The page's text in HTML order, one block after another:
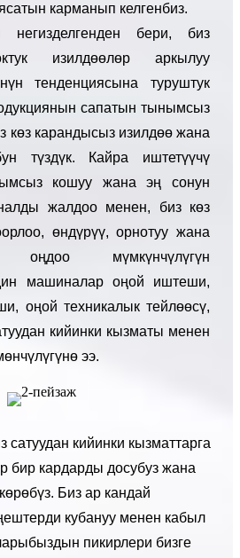
карманып келгенбиз.
негизделгенден бери, биз
изилдөөлөр аркылуу
тенденциясына туруштук
сапатын тынымсыз
көз карандысыз изилдөө жана
түздүк. Кайра иштетүүчү
кошуу жана эң сонун
жалдоо менен, биз көз
өндүрүү, орнотуу жана
оңдоо мүмкүнчүлүгүн
машиналар оңой иштеши,
оңой техникалык тейлөөсү,
кийинки кызматы менен
ээ.
кийинки кызматтарга
бир кардарды досубуз жана
Биз ар кандай
кубануу менен кабыл
пикирлери бизге